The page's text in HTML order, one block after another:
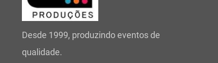
Desde 1999, produzindo eventos de
qualidade.